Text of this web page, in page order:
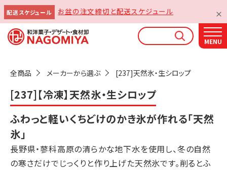
配送スケジュール お盆の注文締切と配送スケジュール
全商品 メーカーから選ぶ [237]天然氷・生シロップ
[237]【冷凍】天然氷・生シロップ
ふわっと軽いくちどけのかき氷が作れる「天然
氷」
長野県・蓼科高原の清らかな地下水を使用し、冬の自然
の寒さだけでじっくりと作り上げた天然氷です。削るとふ
なごみやAIガイド
AIがなごみやの使い方をお答えします